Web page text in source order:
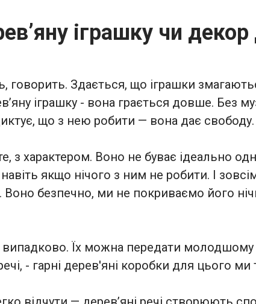
іграшку чи декор
говорить. Здається, що іграшки
іграшку - вона грається довше. Без
що з нею робити — вона дає свободу.
з характером. Воно не буває ідеально
якщо нічого з ним не робити. І
безпечно, ми не покриваємо його
Їх можна передати молодшому
- гарні дерев'яні коробки для цього